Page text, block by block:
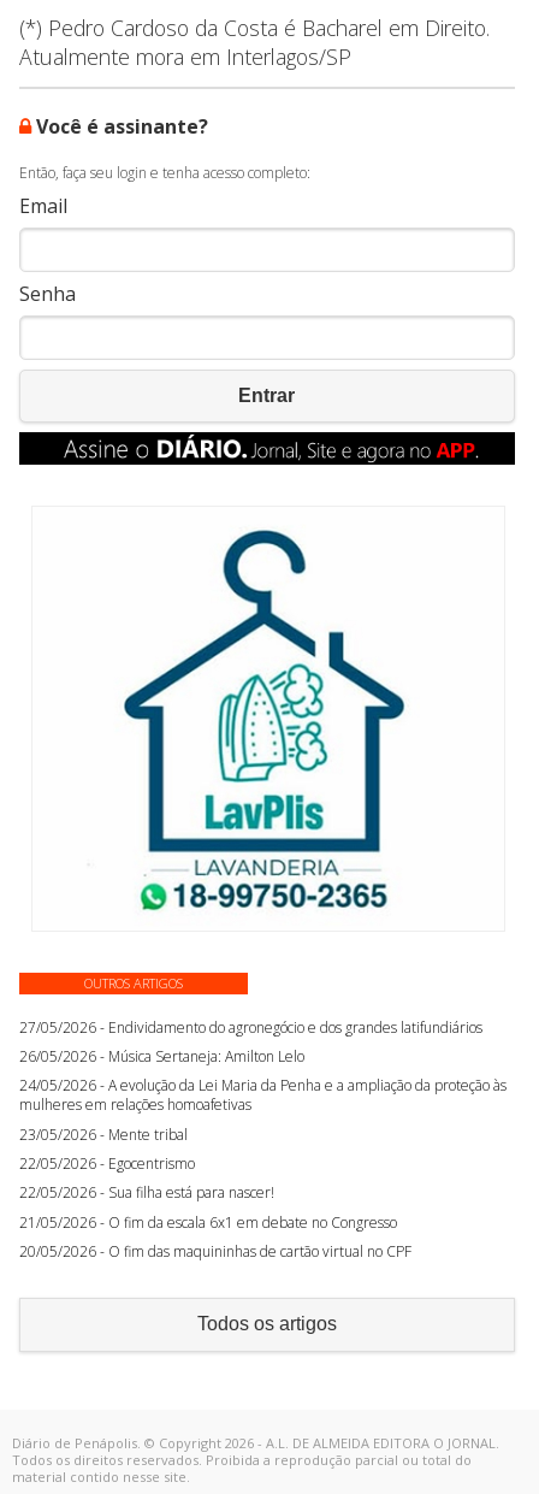
(*) Pedro Cardoso da Costa é Bacharel em Direito.
Atualmente mora em Interlagos/SP
Você é assinante?
Então, faça seu login e tenha acesso completo:
Email
Senha
Entrar
OUTROS ARTIGOS
27/05/2026 - Endividamento do agronegócio e dos grandes latifundiários
26/05/2026 - Música Sertaneja: Amilton Lelo
24/05/2026 - A evolução da Lei Maria da Penha e a ampliação da proteção às
mulheres em relações homoafetivas
23/05/2026 - Mente tribal
22/05/2026 - Egocentrismo
22/05/2026 - Sua filha está para nascer!
21/05/2026 - O fim da escala 6x1 em debate no Congresso
20/05/2026 - O fim das maquininhas de cartão virtual no CPF
Todos os artigos
Diário de Penápolis. © Copyright 2026 - A.L. DE ALMEIDA EDITORA O JORNAL.
Todos os direitos reservados. Proibida a reprodução parcial ou total do
material contido nesse site.